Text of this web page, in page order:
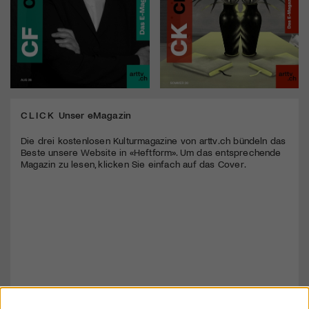
CLICK Unser eMagazin
Die drei kostenlosen Kulturmagazine von arttv.ch bündeln das
Beste unsere Website in «Heftform». Um das entsprechende
Magazin zu lesen, klicken Sie einfach auf das Cover.